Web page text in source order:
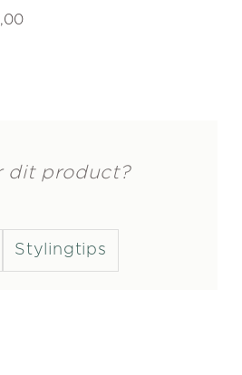
dit product?
Stylingtips